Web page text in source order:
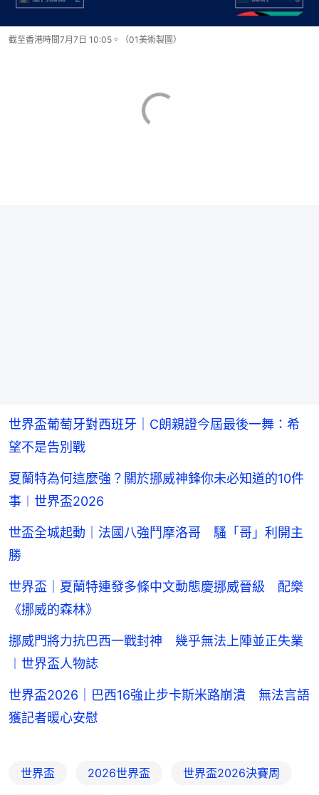
截至香港時間7月7日 10:05。（01美術製圖）
世界盃葡萄牙對西班牙｜C朗親證今屆最後一舞：希
望不是告別戰
夏蘭特為何這麼強？關於挪威神鋒你未必知道的10件
事︱世界盃2026
世盃全城起動｜法國八強鬥摩洛哥 騷「哥」利開主
勝
世界盃｜夏蘭特連發多條中文動態慶挪威晉級 配樂
《挪威的森林》
挪威門將力抗巴西一戰封神 幾乎無法上陣並正失業
︱世界盃人物誌
世界盃2026｜巴西16強止步卡斯米路崩潰 無法言語
獲記者暖心安慰
世界盃 2026世界盃 世界盃2026決賽周